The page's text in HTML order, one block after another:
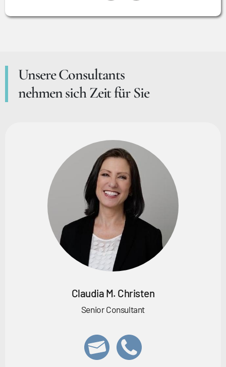
Unsere Consultants
nehmen sich Zeit für Sie
Claudia M. Christen
Senior Consultant